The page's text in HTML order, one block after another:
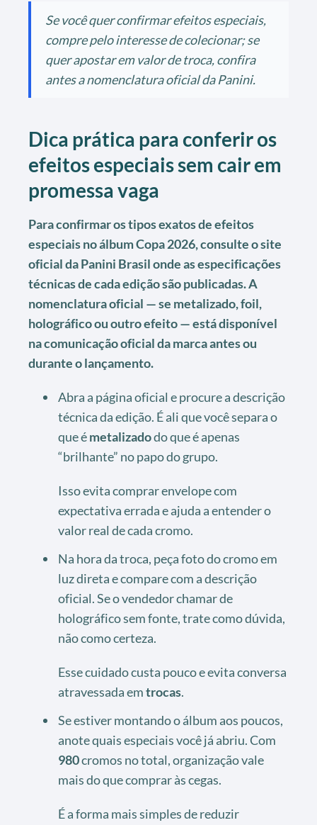
Se você quer confirmar efeitos especiais,
compre pelo interesse de colecionar; se
quer apostar em valor de troca, confira
antes a nomenclatura oficial da Panini.
Dica prática para conferir os
efeitos especiais sem cair em
promessa vaga
Para confirmar os tipos exatos de efeitos
especiais no álbum Copa 2026, consulte o site
oficial da Panini Brasil onde as especificações
técnicas de cada edição são publicadas. A
nomenclatura oficial — se metalizado, foil,
holográfico ou outro efeito — está disponível
na comunicação oficial da marca antes ou
durante o lançamento.
Abra a página oficial e procure a descrição
técnica da edição. É ali que você separa o
que émetalizadodo que é apenas
“brilhante” no papo do grupo.
Isso evita comprar envelope com
expectativa errada e ajuda a entender o
valor real de cada cromo.
Na hora da troca, peça foto do cromo em
luz direta e compare com a descrição
oficial. Se o vendedor chamar de
holográfico sem fonte, trate como dúvida,
não como certeza.
Esse cuidado custa pouco e evita conversa
atravessada emtrocas.
Se estiver montando o álbum aos poucos,
anote quais especiais você já abriu. Com
980cromos no total, organização vale
mais do que comprar às cegas.
É a forma mais simples de reduzir